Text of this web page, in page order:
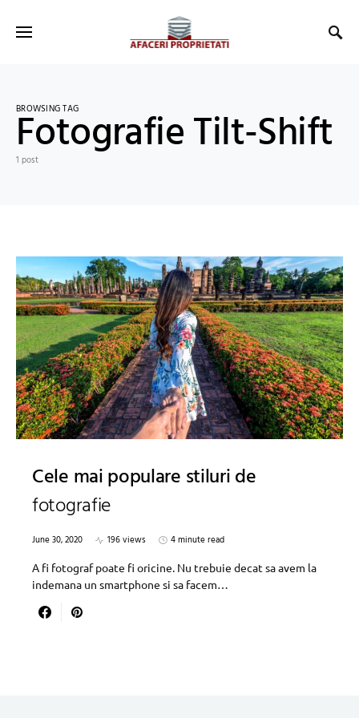
BROWSING TAG
Fotografie Tilt-Shift
1 post
Cele mai populare stiluri de
fotografie
June 30, 2020 196 views
4 minute read
A fi fotograf poate fi oricine. Nu trebuie decat sa avem la
indemana un smartphone si sa facem…